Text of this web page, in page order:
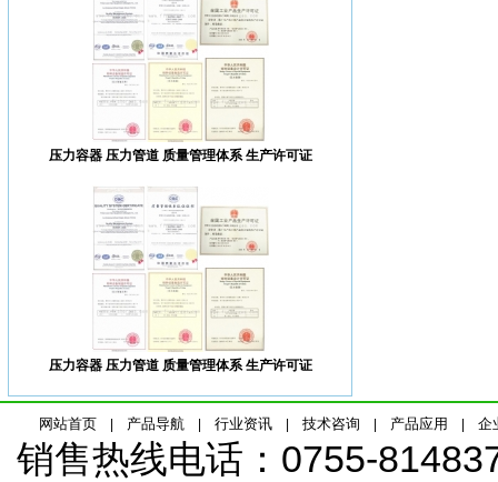
压力容器 压力管道 质量管理体系 生产许可证
压力容器 压力管道 质量管理体系 生产许可证
网站首页 产品导航 行业资讯 技术咨询 产品应用 企
销售热线电话： 0755-